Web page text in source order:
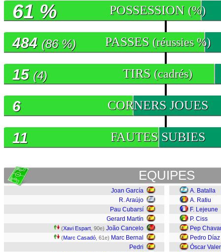
POSSESSION (%)
61 %
PASSES (réussies %)
484 (86 %)
TIRS (cadrés)
15 (4)
CORNERS JOUES
6
FAUTES SUBIES
11
EQUIPES
Joan García
R. Araújo
Pau Cubarsí
Gerard Martín
(Xavi Espart , 90e) João Cancelo
(Marc Casadó , 61e) Marc Bernal
Pedri
A. Batalla
A. Ratiu
F. Lejeune
P. Ciss
Pep
Pedro Díaz
Óscar